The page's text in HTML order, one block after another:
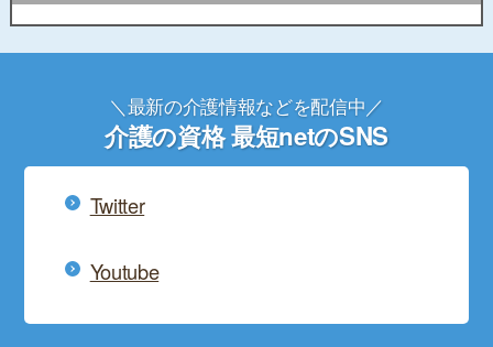
＼最新の介護情報などを配信中／
介護の資格 最短netのSNS
Twitter
Youtube